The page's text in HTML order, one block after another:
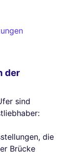
der
sind
die
Brücke